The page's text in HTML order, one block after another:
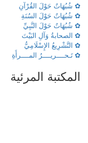
✿ شُبُهَاتٌ حَوْلَ القُرْآنِ
✿ شُبُهَاتٌ حَوْلَ السُنَةِ
✿ شُبُهَاتٌ حَوْلَ النَّبِيِّ
✿ الصحابةُ وَآلِ البَيْتَ
✿ التَّشْرِيعُ الإِسْلَامِيُّ
✿ تَـحــــريــــرُ المــــرأَةِ
المكتبة المرئية